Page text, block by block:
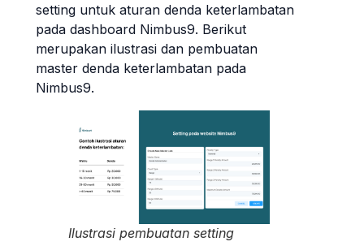
setting untuk aturan denda keterlambatan
pada dashboard Nimbus9. Berikut
merupakan ilustrasi dan pembuatan
master denda keterlambatan pada
Nimbus9.
Ilustrasi pembuatan setting